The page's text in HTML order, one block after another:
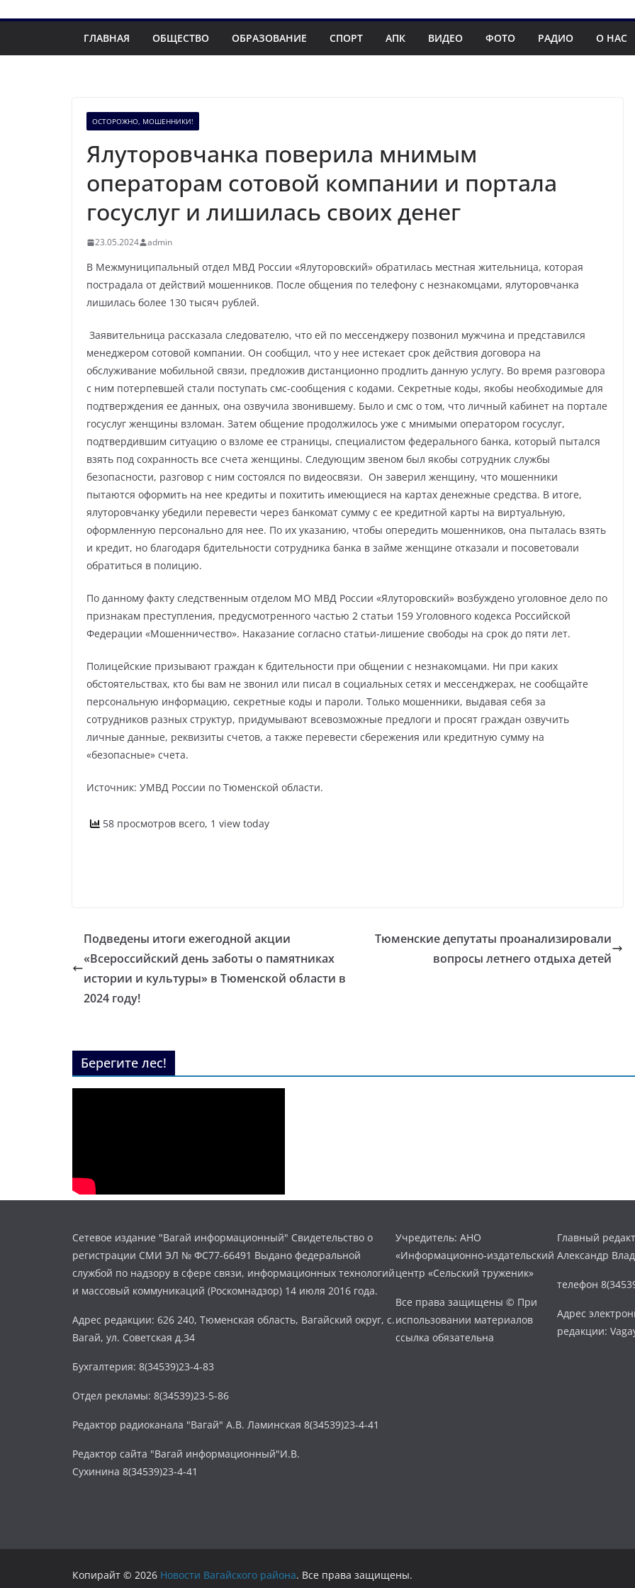
ГЛАВНАЯ ОБЩЕСТВО ОБРАЗОВАНИЕ СПОРТ АПК ВИДЕО ФОТО РАДИО О НАС
ОСТОРОЖНО, МОШЕННИКИ!
Ялуторовчанка поверила мнимым
операторам сотовой компании и портала
госуслуг и лишилась своих денег
23.05.2024 admin
В Межмуниципальный отдел МВД России «Ялуторовский» обратилась местная жительница, которая
пострадала от действий мошенников. После общения по телефону с незнакомцами, ялуторовчанка
лишилась более 130 тысяч рублей.
Заявительница рассказала следователю, что ей по мессенджеру позвонил мужчина и представился
менеджером сотовой компании. Он сообщил, что у нее истекает срок действия договора на
обслуживание мобильной связи, предложив дистанционно продлить данную услугу. Во время разговора
с ним потерпевшей стали поступать смс-сообщения с кодами. Секретные коды, якобы необходимые для
подтверждения ее данных, она озвучила звонившему. Было и смс о том, что личный кабинет на портале
госуслуг женщины взломан. Затем общение продолжилось уже с мнимыми оператором госуслуг,
подтвердившим ситуацию о взломе ее страницы, специалистом федерального банка, который пытался
взять под сохранность все счета женщины. Следующим звеном был якобы сотрудник службы
безопасности, разговор с ним состоялся по видеосвязи. Он заверил женщину, что мошенники
пытаются оформить на нее кредиты и похитить имеющиеся на картах денежные средства. В итоге,
ялуторовчанку убедили перевести через банкомат сумму с ее кредитной карты на виртуальную,
оформленную персонально для нее. По их указанию, чтобы опередить мошенников, она пыталась взять
и кредит, но благодаря бдительности сотрудника банка в займе женщине отказали и посоветовали
обратиться в полицию.
По данному факту следственным отделом МО МВД России «Ялуторовский» возбуждено уголовное дело по
признакам преступления, предусмотренного частью 2 статьи 159 Уголовного кодекса Российской
Федерации «Мошенничество». Наказание согласно статьи-лишение свободы на срок до пяти лет.
Полицейские призывают граждан к бдительности при общении с незнакомцами. Ни при каких
обстоятельствах, кто бы вам не звонил или писал в социальных сетях и мессенджерах, не сообщайте
персональную информацию, секретные коды и пароли. Только мошенники, выдавая себя за
сотрудников разных структур, придумывают всевозможные предлоги и просят граждан озвучить
личные данные, реквизиты счетов, а также перевести сбережения или кредитную сумму на
«безопасные» счета.
Источник: УМВД России по Тюменской области.
58 просмотров всего, 1 view today
Подведены итоги ежегодной акции
«Всероссийский день заботы о памятниках
истории и культуры» в Тюменской области в
2024 году!
Тюменские депутаты проанализировали
вопросы летнего отдыха детей
Берегите лес!
Сетевое издание "Вагай информационный" Свидетельство о
регистрации СМИ ЭЛ № ФС77-66491 Выдано федеральной
службой по надзору в сфере связи, информационных технологий
и массовый коммуникаций (Роскомнадзор) 14 июля 2016 года.
Адрес редакции: 626 240, Тюменская область, Вагайский округ, с.
Вагай, ул. Советская д.34
Бухгалтерия: 8(34539)23-4-83
Отдел рекламы: 8(34539)23-5-86
Редактор радиоканала "Вагай" А.В. Ламинская 8(34539)23-4-41
Редактор сайта "Вагай информационный"И.В.
Сухинина 8(34539)23-4-41
Учредитель: АНО
«Информационно-издательский
центр «Сельский труженик»
Все права защищены © При
использовании материалов
ссылка обязательна
Главный
Александр
телефон
Адрес
редакции:
Копирайт © 2026 Новости Вагайского района. Все права защищены.